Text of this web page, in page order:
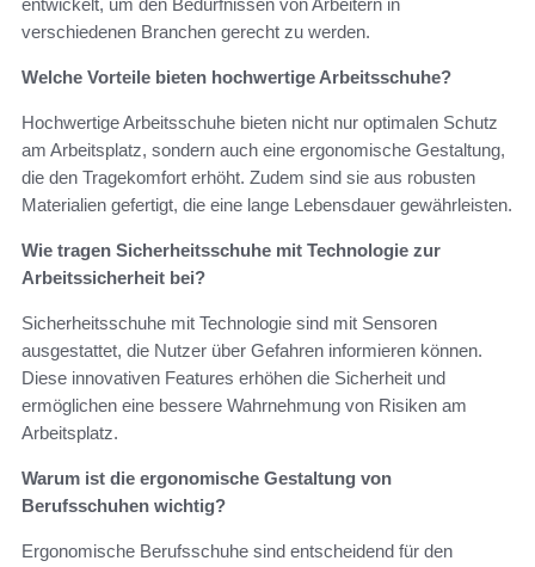
entwickelt, um den Bedürfnissen von Arbeitern in
verschiedenen Branchen gerecht zu werden.
Welche Vorteile bieten hochwertige Arbeitsschuhe?
Hochwertige Arbeitsschuhe bieten nicht nur optimalen Schutz
am Arbeitsplatz, sondern auch eine ergonomische Gestaltung,
die den Tragekomfort erhöht. Zudem sind sie aus robusten
Materialien gefertigt, die eine lange Lebensdauer gewährleisten.
Wie tragen Sicherheitsschuhe mit Technologie zur
Arbeitssicherheit bei?
Sicherheitsschuhe mit Technologie sind mit Sensoren
ausgestattet, die Nutzer über Gefahren informieren können.
Diese innovativen Features erhöhen die Sicherheit und
ermöglichen eine bessere Wahrnehmung von Risiken am
Arbeitsplatz.
Warum ist die ergonomische Gestaltung von
Berufsschuhen wichtig?
Ergonomische Berufsschuhe sind entscheidend für den